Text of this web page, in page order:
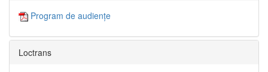
Program de audiențe
Loctrans